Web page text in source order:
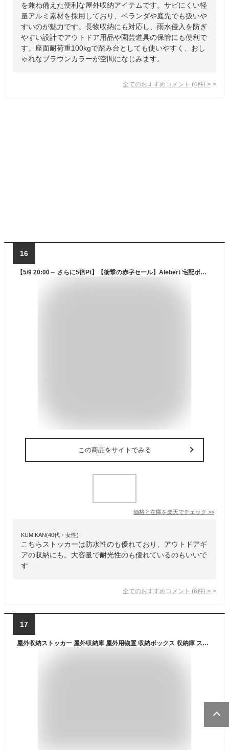
を兼ね備えた便利な屋外収納アイテムです。サビにくい軽
量アルミ素材を採用しており、ベランダや庭先でも扱いや
すいのが魅力です。長物収納にも対応し、雨水侵入を防ぎ
やすい設計でアウトドア用品や園芸道具の保管にも便利で
す。座面耐荷重100kgで踏み台としても使いやすく、おし
ゃれなブラウンカラーが空間になじみます。
全てのおすすめコメント (4件) >
16
【5/9 20:00～ さらに5倍Pt】【衝撃の赤字セール】Alebert 宅配ボックス 310L 収納庫 置き配 180L 物置 屋外 収納ボックス 収納 ベランダ ベンチ ストッカー 防水 ゴミ箱 ゴミ収集庫 アウトドア収納 ガーデン ブールサイド 庭 ベランダ 大容量 ベランダ プール
この商品をサイトでみる
価格と在庫を楽天でチェック >>
KUMIKAN(40代・女性)
こちらストッカーは防水性のも優れており、アウトドアギ
アの収納にも。大容量で耐光性のも優れているのもいいで
す
全てのおすすめコメント (6件) >
17
屋外収納ストッカー 屋外収納庫 屋外用物置 収納ボックス 収納庫 ストレージ コンテナ ボックス 物置 樹脂製 防水 座れる収納 おしゃれ 海外風 大きい 大型 大容量 ベランダ 収納 庭 玄関 雨、水に強い 道具入れ 庭 収納庫 保管庫